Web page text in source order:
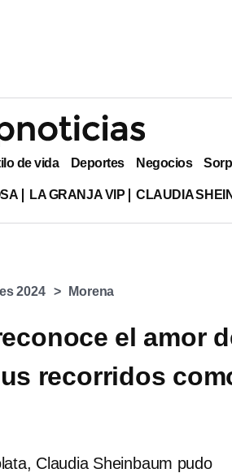
de vida Deportes Negocios
LA GRANJA VIP CLAUDIA
2024 Morena
el amor
recorridos
Claudia Sheinbaum pudo